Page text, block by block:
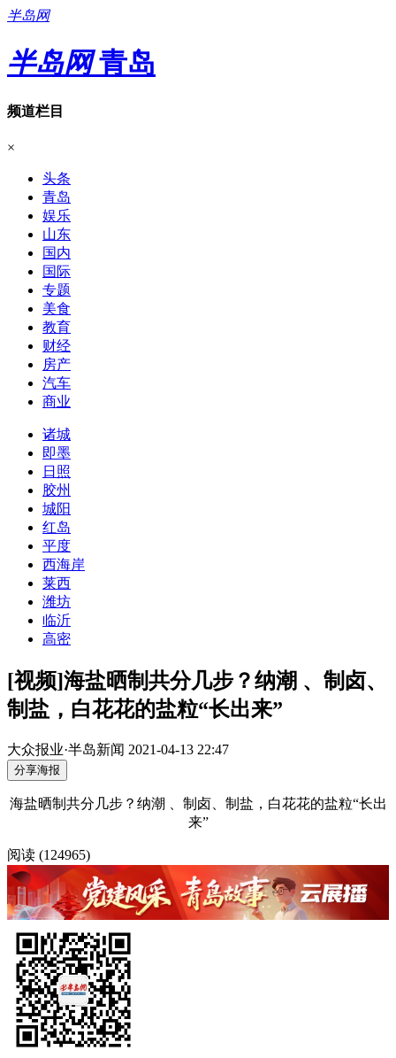
半岛网
半岛网青岛
频道栏目
×
头条
青岛
娱乐
山东
国内
国际
专题
美食
教育
财经
房产
汽车
商业
诸城
即墨
日照
胶州
城阳
红岛
平度
西海岸
莱西
潍坊
临沂
高密
[视频]海盐晒制共分几步？纳潮 、制卤、
制盐，白花花的盐粒“长出来”
大众报业·半岛新闻 2021-04-13 22:47
分享海报
海盐晒制共分几步？纳潮 、制卤、制盐，白花花的盐粒“长出
来”
阅读 (124965)